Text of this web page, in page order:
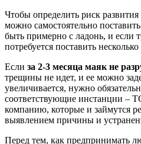
Чтобы определить риск
можно самостоятельно поставить
быть примерно с ладонь, и если
потребуется поставить
Если за 2-3 месяца маяк не
трещины не идет, и ее можно
увеличивается, нужно
соответствующие инстанции
компанию, которые и займутся
выявлением причины и
Перед тем, как предпринимать